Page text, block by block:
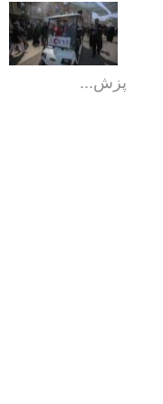
پزش...